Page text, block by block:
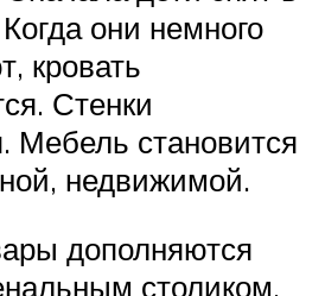
они немного
кровать
Стенки
Мебель становится
недвижимой.
дополняются
столиком.